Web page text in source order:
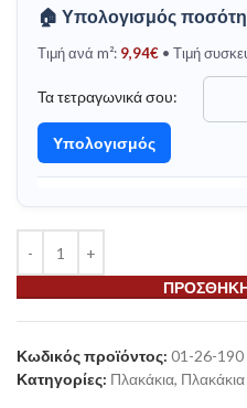
🏠 Υπολογισμός
Τιμή ανά m²: 9,94€ • Τιμή
Τα τετραγωνικά σου:
Υπολογισμός
Κωδικός προϊόντος: 01-26-190
Κατηγορίες: Πλακάκια,